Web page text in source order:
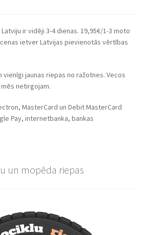
ir vidēji 3-4 dienas. 19,95€/1-3 moto
ietver Latvijas pievienotās vērtības
vienīgi jaunas riepas no ražotnes. Vecos
netirgojam.
MasterCard un Debit MasterCard
Pay, internetbanka, bankas
un mopēda riepas